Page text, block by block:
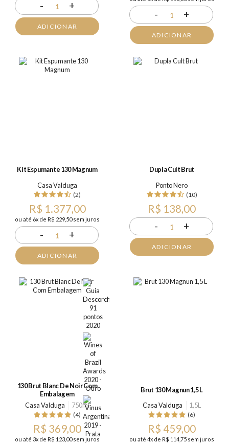
- 1 +
ADICIONAR
- 1 +
ADICIONAR
Kit Espumante 130 Magnum
Casa Valduga
(2)
R$ 1.377,00
ou até 6x de R$ 229,50 sem juros
- 1 +
ADICIONAR
Dupla Cult Brut
Ponto Nero
(10)
R$ 138,00
- 1 +
ADICIONAR
130 Brut Blanc De Noir Com
Embalagem
Casa Valduga
750ml
(4)
R$ 369,00
ou até 3x de R$ 123,00 sem juros
Brut 130 Magnun 1,5 L
Casa Valduga
1,5L
(6)
R$ 459,00
ou até 4x de R$ 114,75 sem juros